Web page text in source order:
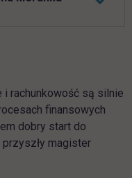
i rachunkowość są silnie
finansowych
dobry start do
magister